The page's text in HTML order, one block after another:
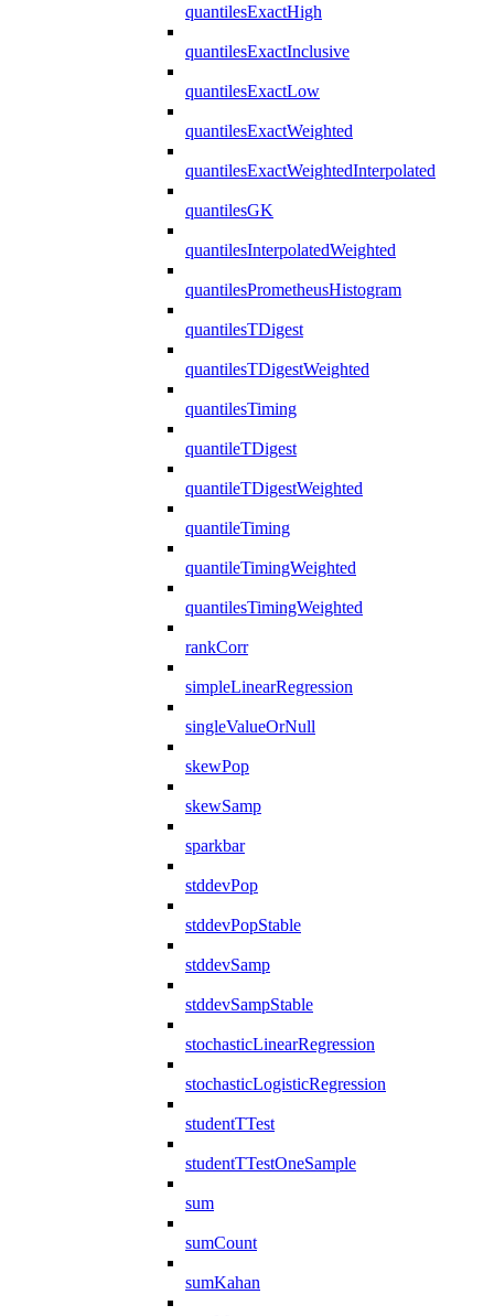
quantilesExactHigh
quantilesExactInclusive
quantilesExactLow
quantilesExactWeighted
quantilesExactWeightedInterpolated
quantilesGK
quantilesInterpolatedWeighted
quantilesPrometheusHistogram
quantilesTDigest
quantilesTDigestWeighted
quantilesTiming
quantileTDigest
quantileTDigestWeighted
quantileTiming
quantileTimingWeighted
quantilesTimingWeighted
rankCorr
simpleLinearRegression
singleValueOrNull
skewPop
skewSamp
sparkbar
stddevPop
stddevPopStable
stddevSamp
stddevSampStable
stochasticLinearRegression
stochasticLogisticRegression
studentTTest
studentTTestOneSample
sum
sumCount
sumKahan